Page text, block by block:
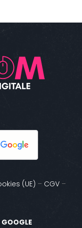
(UE) – CGV–